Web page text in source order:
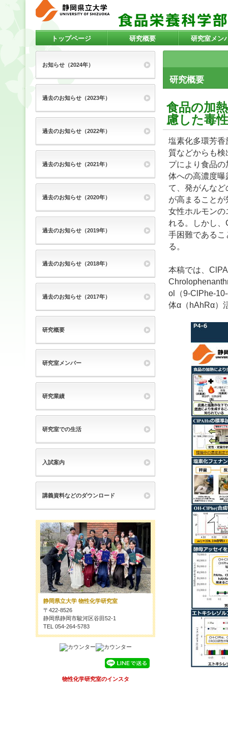
研究概要
食品の加
慮した毒
塩素化多環芳
質などからも
プにより食品
体への高濃度
て、発がんな
が高まること
女性ホルモン
れる。しかし
手困難である
る。
本稿では、
ol（9-ClPhe-
体α（hAhRα）
トップページ 研究概要 研究室メン
お知らせ（2024年）
過去のお知らせ（2023年）
過去のお知らせ（2022年）
過去のお知らせ（2021年）
過去のお知らせ（2020年）
過去のお知らせ（2019年）
過去のお知らせ（2018年）
過去のお知らせ（2017年）
研究概要
研究室メンバー
研究業績
研究室での生活
入試案内
講義資料などのダウンロード
静岡県立大学 物性化学研究室
〒422-8526
静岡県静岡市駿河区谷田52-1
TEL 054-264-5783
物性化学研究室のインスタ